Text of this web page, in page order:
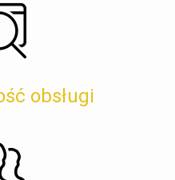
obsługi